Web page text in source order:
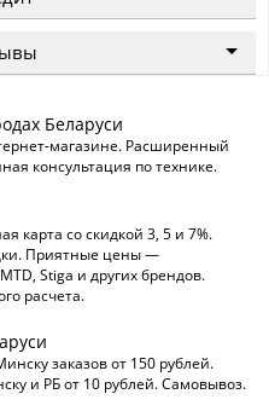
Беларуси
магазине. Расширенный
консультация по технике.
карта со скидкой 3, 5 и 7%.
Приятные цены —
Stiga и других брендов.
расчета.
заказов от 150 рублей.
и РБ от 10 рублей. Самовывоз.